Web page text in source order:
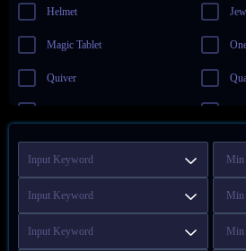
Helmet
Magic Tablet
Quiver
Shield
Staff
Wand